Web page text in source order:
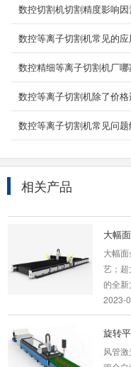
数控切割机切割精度影响
数控等离子切割机常见的
数控精细等离子切割机厂
数控等离子切割机除了价
数控等离子切割机常见问
相关产品
产品
整体龙
京凯
2024-
卷料
大功
大幅
大幅
艺；
的全新
旋转
风管
管全